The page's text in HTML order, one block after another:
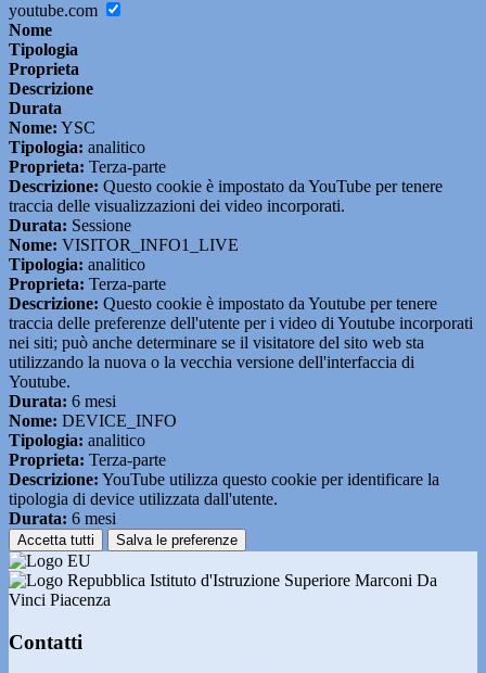
youtube.com
Nome
Tipologia
Proprieta
Descrizione
Durata
Nome: YSC
Tipologia: analitico
Proprieta: Terza-parte
Descrizione: Questo cookie è impostato da YouTube per tenere
traccia delle visualizzazioni dei video incorporati.
Durata: Sessione
Nome: VISITOR_INFO1_LIVE
Tipologia: analitico
Proprieta: Terza-parte
Descrizione: Questo cookie è impostato da Youtube per tenere
traccia delle preferenze dell'utente per i video di Youtube incorporati
nei siti; può anche determinare se il visitatore del sito web sta
utilizzando la nuova o la vecchia versione dell'interfaccia di
Youtube.
Durata: 6 mesi
Nome: DEVICE_INFO
Tipologia: analitico
Proprieta: Terza-parte
Descrizione: YouTube utilizza questo cookie per identificare la
tipologia di device utilizzata dall'utente.
Durata: 6 mesi
Accetta tutti Salva le preferenze
Istituto d'Istruzione Superiore Marconi Da
Vinci Piacenza
Contatti